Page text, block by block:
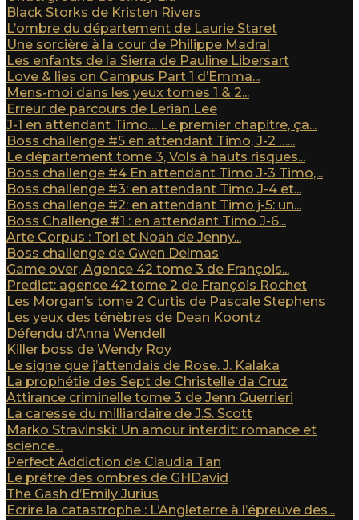
Black Storks de Kristen Rivers
L’ombre du département de Laurie Staret
Une sorcière à la cour de Philippe Madral
Les enfants de la Sierra de Pauline Libersart
Love & lies on Campus Part 1 d’Emma...
Mens-moi dans les yeux tomes 1 & 2...
Erreur de parcours de Lerian Lee
J-1 en attendant Timo… Le premier chapitre, ça...
Boss challenge #5 en attendant Timo, J-2 …...
Le département tome 3, Vols à hauts risques...
Boss challenge #4 En attendant Timo J-3 Timo,...
Boss challenge #3: en attendant Timo J-4 et...
Boss challenge #2: en attendant Timo j-5: un...
Boss Challenge #1 : en attendant Timo J-6...
Arte Corpus : Tori et Noah de Jenny...
Boss challenge de Gwen Delmas
Game over, Agence 42 tome 3 de François...
Predict: agence 42 tome 2 de François Rochet
Les Morgan’s tome 2 Curtis de Pascale Stephens
Les yeux des ténèbres de Dean Koontz
Défendu d’Anna Wendell
Killer boss de Wendy Roy
Le signe que j’attendais de Rose. J. Kalaka
La prophétie des Sept de Christelle da Cruz
Attirance criminelle tome 3 de Jenn Guerrieri
La caresse du milliardaire de J.S. Scott
Marko Stravinski: Un amour interdit: romance et
science...
Perfect Addiction de Claudia Tan
Le prêtre des ombres de GHDavid
The Gash d’Emily Jurius
Ecrire la catastrophe : L’Angleterre à l’épreuve des...